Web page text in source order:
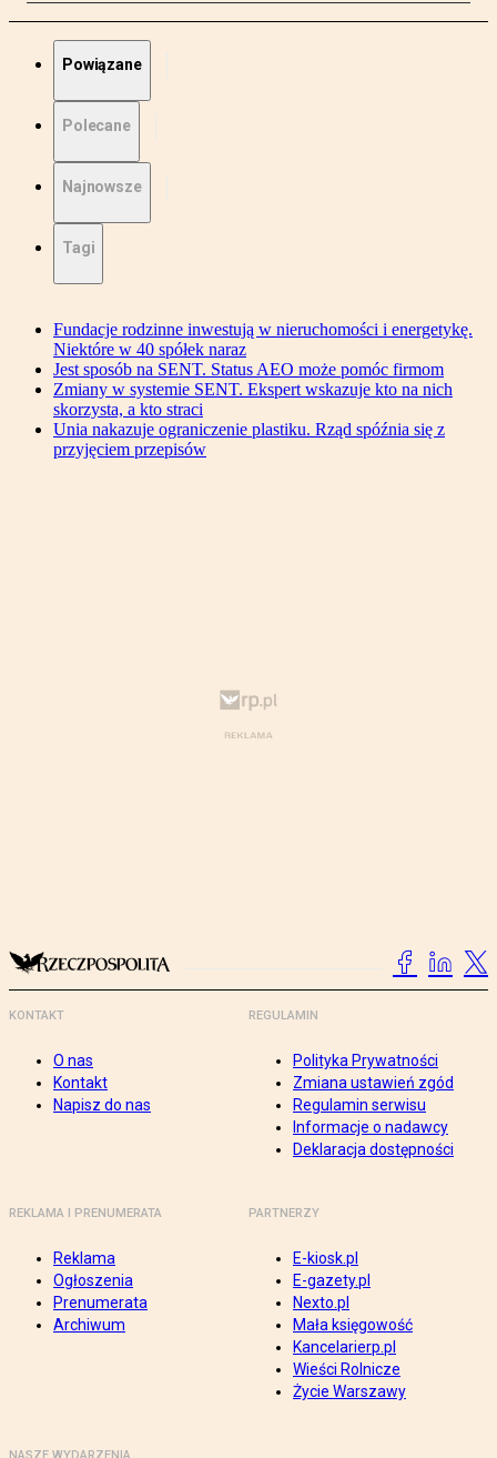
Powiązane
Polecane
Najnowsze
Tagi
Fundacje rodzinne inwestują w nieruchomości i energetykę.
Niektóre w 40 spółek naraz
Jest sposób na SENT. Status AEO może pomóc firmom
Zmiany w systemie SENT. Ekspert wskazuje kto na nich
skorzysta, a kto straci
Unia nakazuje ograniczenie plastiku. Rząd spóźnia się z
przyjęciem przepisów
KONTAKT
O nas
Kontakt
Napisz do nas
REGULAMIN
Polityka Prywatności
Zmiana ustawień zgód
Regulamin serwisu
Informacje o nadawcy
Deklaracja dostępności
REKLAMA I PRENUMERATA
Reklama
Ogłoszenia
Prenumerata
Archiwum
PARTNERZY
E-kiosk.pl
E-gazety.pl
Nexto.pl
Mała księgowość
Kancelarierp.pl
Wieści Rolnicze
Życie Warszawy